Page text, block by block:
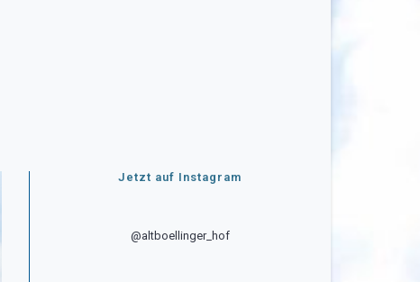
Jetzt auf Instagram
@altboellinger_hof